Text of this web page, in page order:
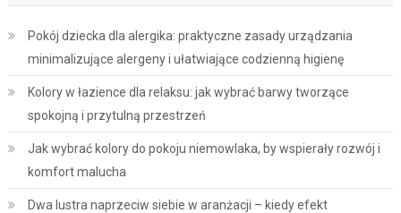
Pokój dziecka dla alergika: praktyczne zasady urządzania
minimalizujące alergeny i ułatwiające codzienną higienę
Kolory w łazience dla relaksu: jak wybrać barwy tworzące
spokojną i przytulną przestrzeń
Jak wybrać kolory do pokoju niemowlaka, by wspierały rozwój i
komfort malucha
Dwa lustra naprzeciw siebie w aranżacji – kiedy efekt